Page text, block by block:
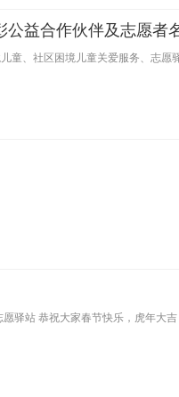
公益合作伙伴及志愿者
童、社区困境儿童关爱服务、志
驿站 恭祝大家春节快乐，虎年大吉